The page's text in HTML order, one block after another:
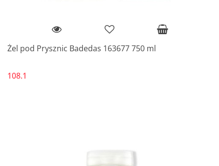
Żel pod Prysznic Badedas 163677 750 ml
108.1